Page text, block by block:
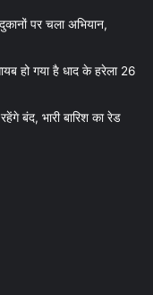
पर चला अभियान,
हो गया है धाद के हरेला 26
बंद, भारी बारिश का रेड